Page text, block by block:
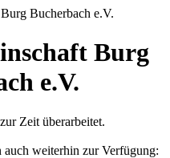
Burg
e.V.
Zeit überarbeitet.
auch weiterhin zur Verfügung: